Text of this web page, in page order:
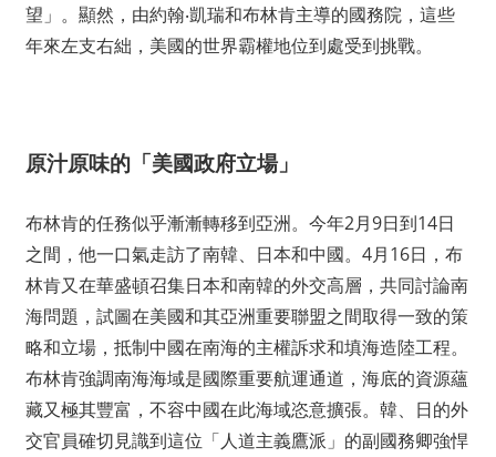
望」。顯然，由約翰‧凱瑞和布林肯主導的國務院，這些
年來左支右絀，美國的世界霸權地位到處受到挑戰。
原汁原味的「美國政府立場」
布林肯的任務似乎漸漸轉移到亞洲。今年2月9日到14日
之間，他一口氣走訪了南韓、日本和中國。4月16日，布
林肯又在華盛頓召集日本和南韓的外交高層，共同討論南
海問題，試圖在美國和其亞洲重要聯盟之間取得一致的策
略和立場，抵制中國在南海的主權訴求和填海造陸工程。
布林肯強調南海海域是國際重要航運通道，海底的資源蘊
藏又極其豐富，不容中國在此海域恣意擴張。韓、日的外
交官員確切見識到這位「人道主義鷹派」的副國務卿強悍